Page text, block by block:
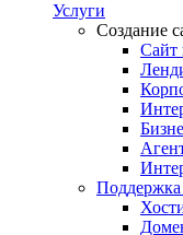
Услуги
Создание
Сайт
Поддержка